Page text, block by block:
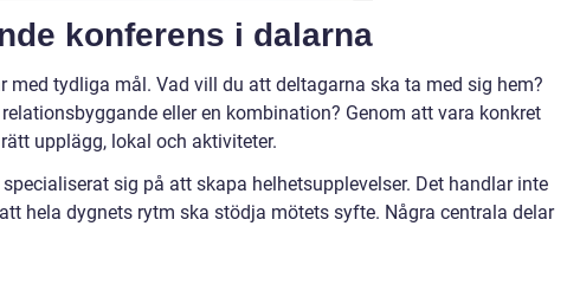
konferens i dalarna
med tydliga mål. Vad vill du att deltagarna ska ta med sig hem?
eller en kombination? Genom att vara konkret
upplägg, lokal och aktiviteter.
sig på att skapa helhetsupplevelser. Det handlar inte
hela dygnets rytm ska stödja mötets syfte. Några centrala delar